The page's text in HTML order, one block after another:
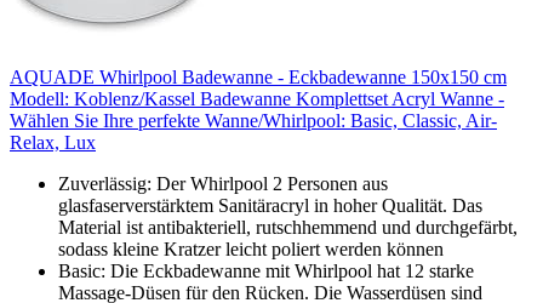
AQUADE Whirlpоol Badewanne - Eckbadewanne 150x150 cm
Modell: Koblenz/Kassel Badewanne Komplettset Acryl Wanne -
Wählen Sie Ihre perfekte Wanne/Whirlpоol: Basic, Classic, Air-
Relax, Lux
Zuverlässig: Der Whirlpоol 2 Personen aus
glasfaserverstärktem Sanitäracryl in hoher Qualität. Das
Material ist antibakteriell, rutschhemmend und durchgefärbt,
sodass kleine Kratzer leicht poliert werden können
Basic: Die Eckbadewanne mit Whirlpоol hat 12 starke
Massage-Düsen für den Rücken. Die Wasserdüsen sind